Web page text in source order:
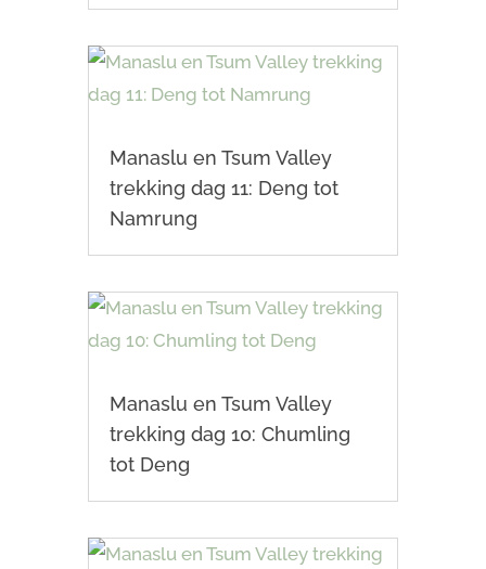
Manaslu en Tsum Valley
trekking dag 11: Deng tot
Namrung
Manaslu en Tsum Valley
trekking dag 10: Chumling
tot Deng